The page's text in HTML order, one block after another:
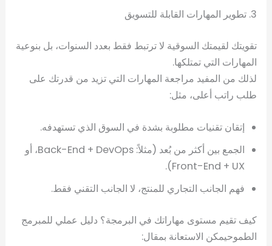
3. تطوير المهارات القابلة للتسويق
تقويتك لقيمتك السوقية لا ترتبط فقط بعدد السنوات، بل بنوعية
المهارات التي تمتلكها.
لذلك من المفيد مراجعة المهارات التي تزيد من قدرتك على
طلب راتب أعلى، مثل:
إتقان تقنيات مطلوبة بشدة في السوق الذي تستهدفه.
الجمع بين أكثر من بُعد (مثلاً: Back-End + DevOps، أو
Front-End + UX).
فهم الجانب التجاري للمنتج، لا الجانب التقني فقط.
كيف تقيم مستوى مهاراتك في البرمجة؟ دليل عملي للمبرمج
الطموحيمكن الاستعانة بمقال: